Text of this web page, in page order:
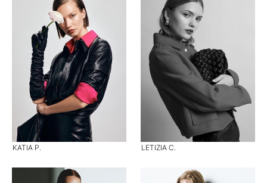
KATIA P. LETIZIA C.